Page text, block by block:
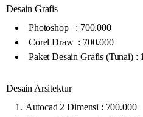
Desain Grafis
Photoshop : 700.000
Corel Draw : 700.000
Paket Desain Grafis (Tunai) :
Desain Arsitektur
Autocad 2 Dimensi : 700.000